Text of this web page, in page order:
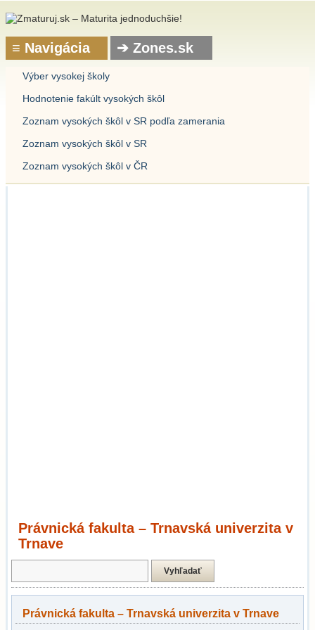
Výber vysokej školy
Hodnotenie fakúlt vysokých škôl
Zoznam vysokých škôl v SR podľa zamerania
Zoznam vysokých škôl v SR
Zoznam vysokých škôl v ČR
Právnická fakulta – Trnavská univerzita v
Trnave
Právnická fakulta – Trnavská univerzita v Trnave